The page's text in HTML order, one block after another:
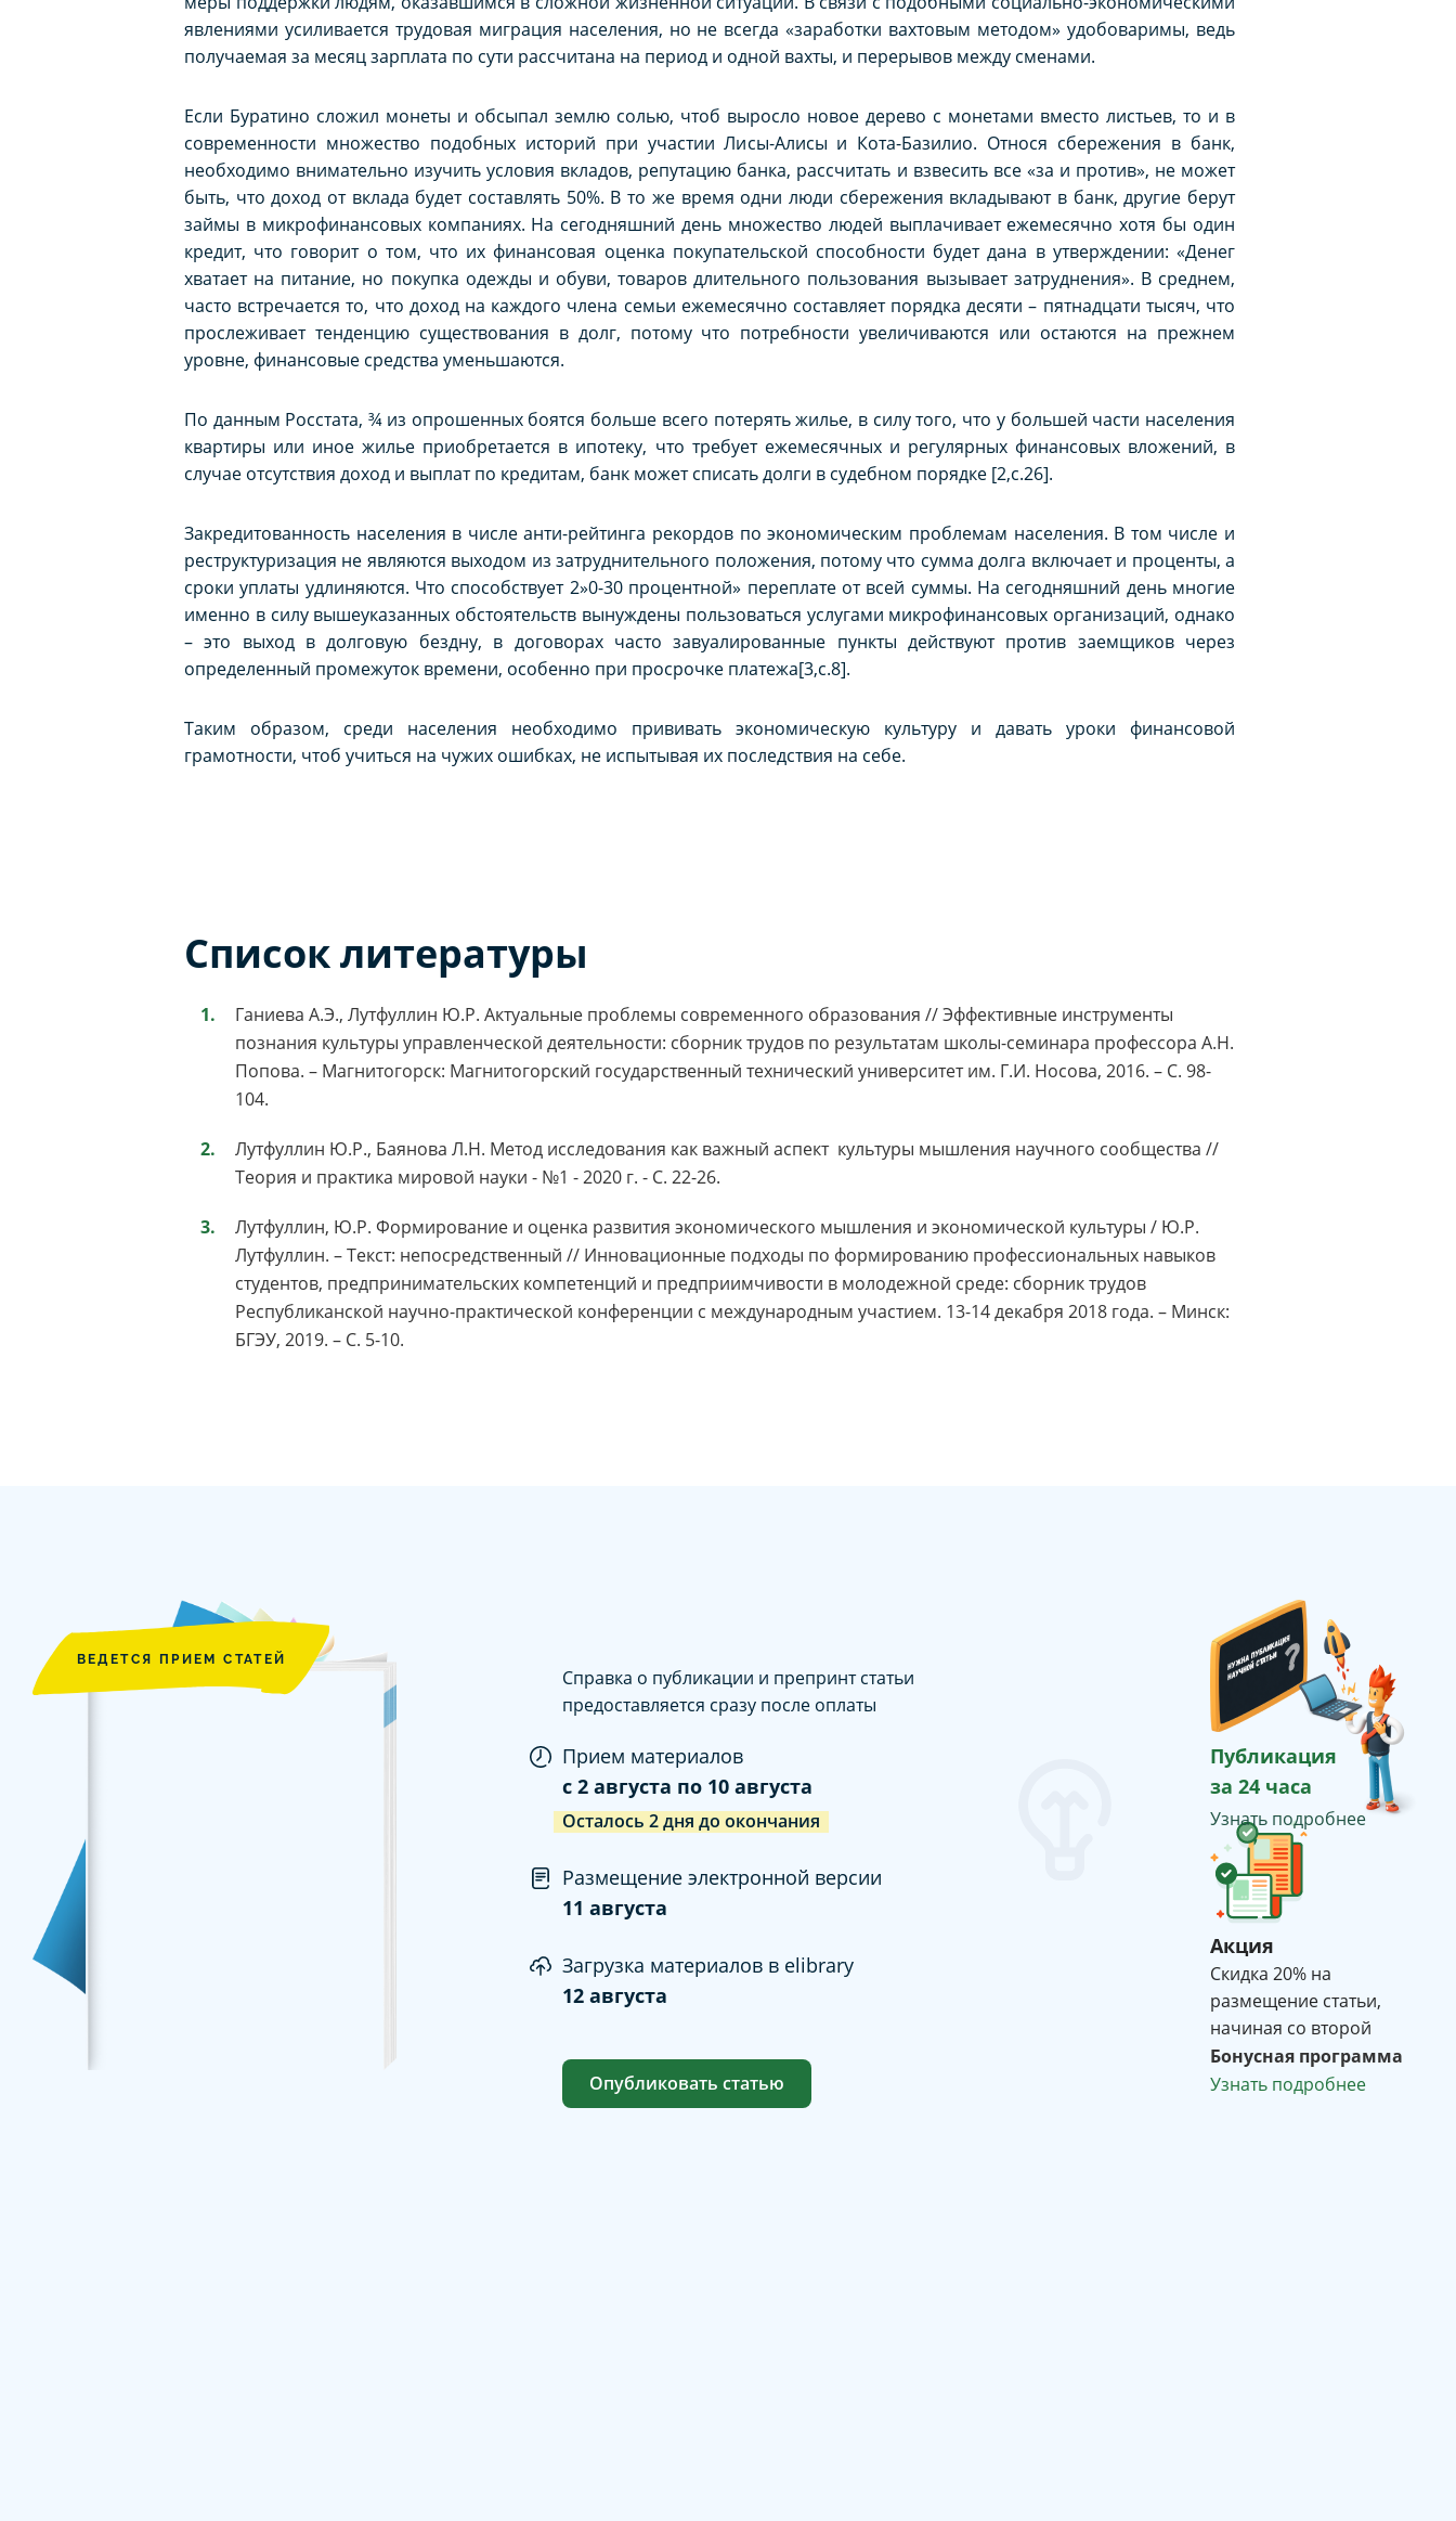
явлениями усиливается трудовая миграция населения, но не всегда «заработки вахтовым методом» удобоваримы, ведь
получаемая за месяц зарплата по сути рассчитана на период и одной вахты, и перерывов между сменами.
Если Буратино сложил монеты и обсыпал землю солью, чтоб выросло новое дерево с монетами вместо листьев, то и в
современности множество подобных историй при участии Лисы-Алисы и Кота-Базилио. Относя сбережения в банк,
необходимо внимательно изучить условия вкладов, репутацию банка, рассчитать и взвесить все «за и против», не может
быть, что доход от вклада будет составлять 50%. В то же время одни люди сбережения вкладывают в банк, другие берут
займы в микрофинансовых компаниях. На сегодняшний день множество людей выплачивает ежемесячно хотя бы один
кредит, что говорит о том, что их финансовая оценка покупательской способности будет дана в утверждении: «Денег
хватает на питание, но покупка одежды и обуви, товаров длительного пользования вызывает затруднения». В среднем,
часто встречается то, что доход на каждого члена семьи ежемесячно составляет порядка десяти – пятнадцати тысяч, что
прослеживает тенденцию существования в долг, потому что потребности увеличиваются или остаются на прежнем
уровне, финансовые средства уменьшаются.
По данным Росстата, ¾ из опрошенных боятся больше всего потерять жилье, в силу того, что у большей части населения
квартиры или иное жилье приобретается в ипотеку, что требует ежемесячных и регулярных финансовых вложений, в
случае отсутствия доход и выплат по кредитам, банк может списать долги в судебном порядке [2,c.26].
Закредитованность населения в числе анти-рейтинга рекордов по экономическим проблемам населения. В том числе и
реструктуризация не являются выходом из затруднительного положения, потому что сумма долга включает и проценты, а
сроки уплаты удлиняются. Что способствует 2»0-30 процентной» переплате от всей суммы. На сегодняшний день многие
именно в силу вышеуказанных обстоятельств вынуждены пользоваться услугами микрофинансовых организаций, однако
– это выход в долговую бездну, в договорах часто завуалированные пункты действуют против заемщиков через
определенный промежуток времени, особенно при просрочке платежа[3,c.8].
Таким образом, среди населения необходимо прививать экономическую культуру и давать уроки финансовой
грамотности, чтоб учиться на чужих ошибках, не испытывая их последствия на себе.
Список литературы
Ганиева А.Э., Лутфуллин Ю.Р. Актуальные проблемы современного образования // Эффективные инструменты
познания культуры управленческой деятельности: сборник трудов по результатам школы-семинара профессора А.Н.
Попова. – Магнитогорск: Магнитогорский государственный технический университет им. Г.И. Носова, 2016. – С. 98-
104.
Лутфуллин Ю.Р., Баянова Л.Н. Метод исследования как важный аспект культуры мышления научного сообщества //
Теория и практика мировой науки - №1 - 2020 г. - С. 22-26.
Лутфуллин, Ю.Р. Формирование и оценка развития экономического мышления и экономической культуры / Ю.Р.
Лутфуллин. – Текст: непосредственный // Инновационные подходы по формированию профессиональных навыков
студентов, предпринимательских компетенций и предприимчивости в молодежной среде: сборник трудов
Республиканской научно-практической конференции с международным участием. 13-14 декабря 2018 года. – Минск:
БГЭУ, 2019. – С. 5-10.
ВЕДЕТСЯ ПРИЕМ СТАТЕЙ
Справка о публикации и препринт статьи
предоставляется сразу после оплаты
Прием материалов
c 2 августа по 10 августа
Осталось 2дня до окончания
Размещение электронной версии
11 августа
Загрузка материалов в elibrary
12 августа
Опубликовать статью
Публикация
за 24 часа
Узнать подробнее
Акция
Cкидка 20% на
размещение статьи,
начиная со второй
Бонусная программа
Узнать подробнее